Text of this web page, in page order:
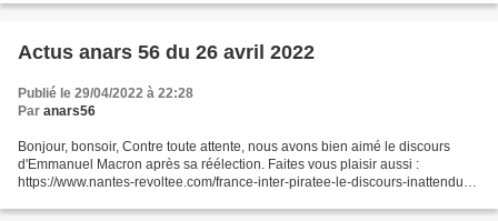
Actus anars 56 du 26 avril 2022
Publié le 29/04/2022 à 22:28
Par anars56
Bonjour, bonsoir, Contre toute attente, nous avons bien aimé le discours
d'Emmanuel Macron après sa réélection. Faites vous plaisir aussi :
https://www.nantes-revoltee.com/france-inter-piratee-le-discours-inattendu-